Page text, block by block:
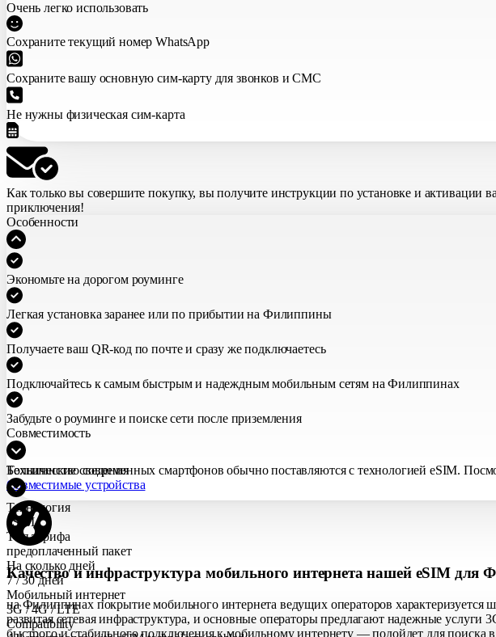
Очень легко использовать
Сохраните текущий номер WhatsApp
Сохраните вашу основную сим-карту для звонков и СМС
Не нужны физическая сим-карта
Как только вы совершите покупку, вы получите инструкции по установке и активации
приключения!
Особенности
Экономьте на дорогом роуминге
Легкая установка заранее или по прибытии на Филиппины
Получаете ваш QR-код по почте и сразу же подключаетесь
Подключайтесь к самым быстрым и надеждным мобильным сетям на Филиппинах
Забудьте о роуминге и поиске сети после приземления
Совместимость
Большинство современных смартфонов обычно поставляются с технологией eSIM.
Совместимые устройства
Технические сведения
Технология
eSIM
Тип тарифа
предоплаченный пакет
На сколько дней
7 / 30 дней
Мобильный интернет
3G / 4G / LTE
Compatibility
Качество и инфраструктура мобильного интернета нашей eSIM для
на Филиппинах покрытие мобильного интернета ведущих операторов
развитая сетевая инфраструктура, и основные операторы предлагают надежные
быстрого и стабильного подключения к мобильному интернету — подойдет для поиска